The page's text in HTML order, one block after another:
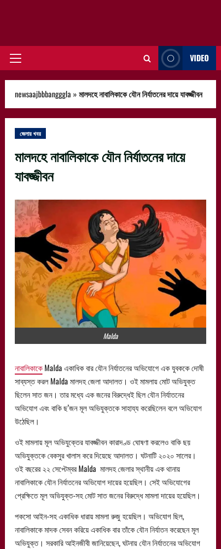
Primary
VIDEO
newsaajbbbangggla » মালদহে নাবালিকাকে যৌন নির্যাতনের দায়ে যাবজ্জীবন
জেলার খবর
মালদহে নাবালিকাকে যৌন নির্যাতনের দায়ে
যাবজ্জীবন
Malda
নাবালিকাকে Malda একাধিক বার যৌন নির্যাতনের অভিযোগে এক যুবককে দোষী
সাব্যস্ত করল Malda মালদহ জেলা আদালত। ওই মামলায় মোট অভিযুক্ত
ছিলেন সাত জন। তার মধ্যে এক জনের বিরুদ্ধেই ছিল যৌন নির্যাতনের
অভিযোগ এবং বাকি ছ’জন মূল অভিযুক্তকে সাহায্য করেছিলেন বলে অভিযোগ
উঠেছিল।
ওই মামলায় মূল অভিযুক্তের যাবজ্জীবন কারাদণ্ড ঘোষণা করলেও বাকি ছয়
অভিযুক্তকে বেকসুর খালাস করে দিয়েছে আদালত। ঘটনাটি ২০২০ সালের।
ওই বছরের ২২ সেপ্টেম্বর Malda মালদহ জেলার স্থানীয় এক থানায়
নাবালিকাকে যৌন নির্যাতনের অভিযোগ দায়ের হয়েছিল। সেই অভিযোগের
প্রেক্ষিতে মূল অভিযুক্ত-সহ মোট সাত জনের বিরুদ্ধে মামলা দায়ের হয়েছিল।
পকসো আইন-সহ একাধিক ধারায় মামলা রুজু হয়েছিল। অভিযোগ ছিল,
নাবালিকাকে মাদক সেবন করিয়ে একাধিক বার তাঁকে যৌন নির্যাতন করেছেন মূল
অভিযুক্ত। সরকারি আইনজীবী জানিয়েছেন, ঘটনায় যৌন নির্যাতনের অভিযোগ